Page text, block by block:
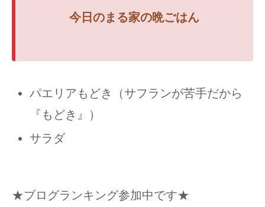
今日のまる家の晩ごはん
パエリアもどき（サフランが苦手だから
『もどき』）
サラダ
★ブログランキング参加中です★